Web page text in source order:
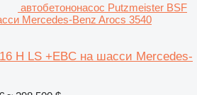
автобетононасос Putzmeister BSF
Mercedes-Benz Arocs 3540
H LS +EBC на шасси Mercedes-